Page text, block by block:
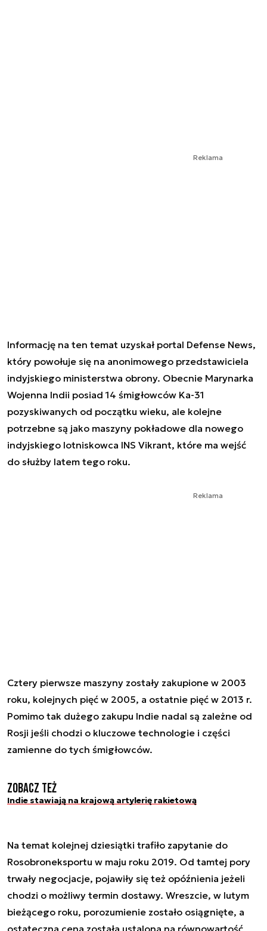
Reklama
Informację na ten temat uzyskał portal Defense News,
który powołuje się na anonimowego przedstawiciela
indyjskiego ministerstwa obrony. Obecnie Marynarka
Wojenna Indii posiad 14 śmigłowców Ka-31
pozyskiwanych od początku wieku, ale kolejne
potrzebne są jako maszyny pokładowe dla nowego
indyjskiego lotniskowca INS Vikrant, które ma wejść
do służby latem tego roku.
Reklama
Cztery pierwsze maszyny zostały zakupione w 2003
roku, kolejnych pięć w 2005, a ostatnie pięć w 2013 r.
Pomimo tak dużego zakupu Indie nadal są zależne od
Rosji jeśli chodzi o kluczowe technologie i części
zamienne do tych śmigłowców.
Zobacz też
Indie stawiają na krajową artylerię rakietową
Na temat kolejnej dziesiątki trafiło zapytanie do
Rosobroneksportu w maju roku 2019. Od tamtej pory
trwały negocjacje, pojawiły się też opóźnienia jeżeli
chodzi o możliwy termin dostawy. Wreszcie, w lutym
bieżącego roku, porozumienie zostało osiągnięte, a